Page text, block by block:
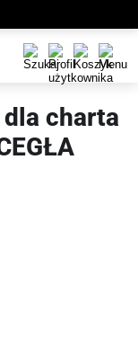
dla charta